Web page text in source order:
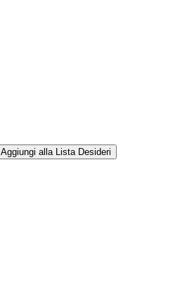
Aggiungi alla Lista Desideri